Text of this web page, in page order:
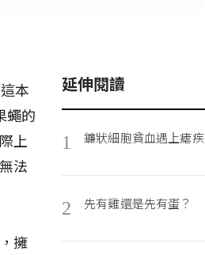
本
蠅的
上
法
擁
延伸閱讀
1 鐮狀細胞貧血遇上瘧疾
2 先有雞還是先有蛋？